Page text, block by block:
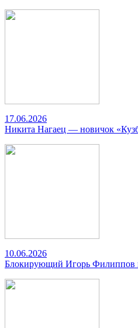
17.06.2026
Никита Нагаец — новичок
10.06.2026
Блокирующий Игорь Филиппов